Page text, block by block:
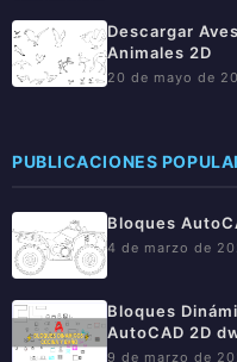
Descargar
Animales 2D
20 de mayo de
PUBLICACIONES
Bloques
4 de marzo de
Bloques
AutoCAD 2D
9 de marzo de